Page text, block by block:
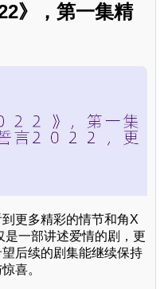
》，第一集精
更多精彩的情节和角X
一部讲述爱情的剧，更
后续的剧集能继续保持
喜。